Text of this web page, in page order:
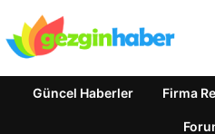
Güncel Haberler Firma